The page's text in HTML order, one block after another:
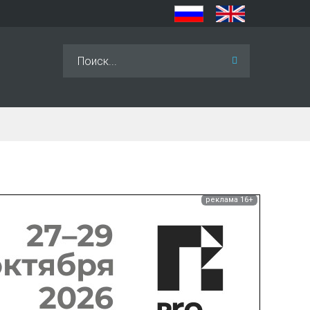
реклама 16+